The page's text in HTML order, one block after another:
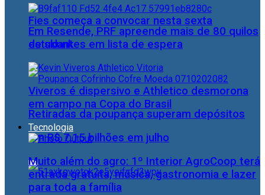
Fies começa a convocar nesta sexta
estudantes em lista de espera
Retiradas da poupança superam depósitos
em R$ 7,15 bilhões em julho
Em Resende, PRF apreende mais de 80 quilos
de skunk
Viveros é dispersivo e Athletico desmorona
em campo na Copa do Brasil
Tecnologia
Muito além do agro: 1º Interior AgroCoop terá
entrada gratuita, música, gastronomia e lazer
para toda a família